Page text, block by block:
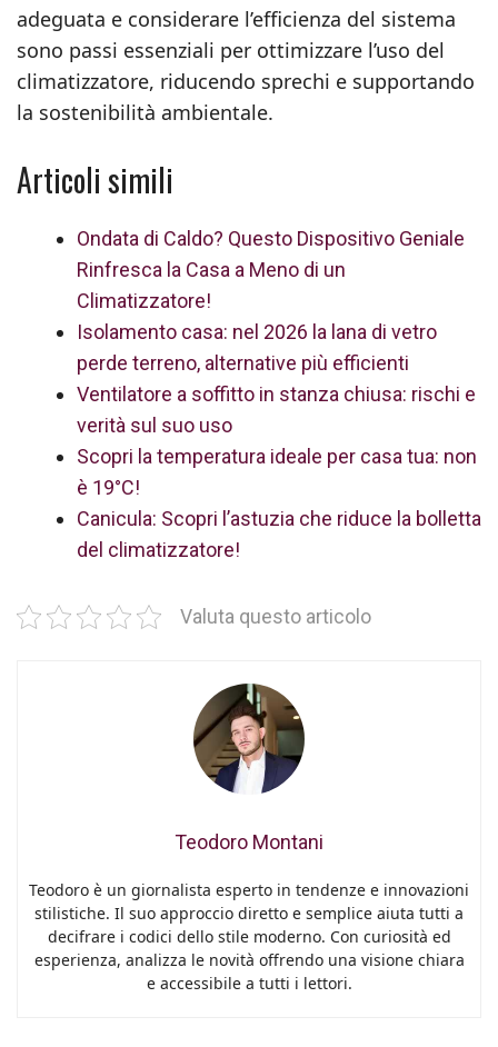
adeguata e considerare l’efficienza del sistema
sono passi essenziali per ottimizzare l’uso del
climatizzatore, riducendo sprechi e supportando
la sostenibilità ambientale.
Articoli simili
Ondata di Caldo? Questo Dispositivo Geniale
Rinfresca la Casa a Meno di un
Climatizzatore!
Isolamento casa: nel 2026 la lana di vetro
perde terreno, alternative più efficienti
Ventilatore a soffitto in stanza chiusa: rischi e
verità sul suo uso
Scopri la temperatura ideale per casa tua: non
è 19°C!
Canicula: Scopri l’astuzia che riduce la bolletta
del climatizzatore!
Valuta questo articolo
Teodoro Montani
Teodoro è un giornalista esperto in tendenze e innovazioni
stilistiche. Il suo approccio diretto e semplice aiuta tutti a
decifrare i codici dello stile moderno. Con curiosità ed
esperienza, analizza le novità offrendo una visione chiara
e accessibile a tutti i lettori.